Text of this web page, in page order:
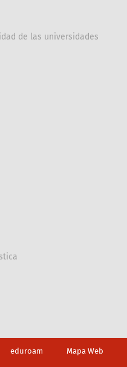
de las universidades
eduroam Mapa Web